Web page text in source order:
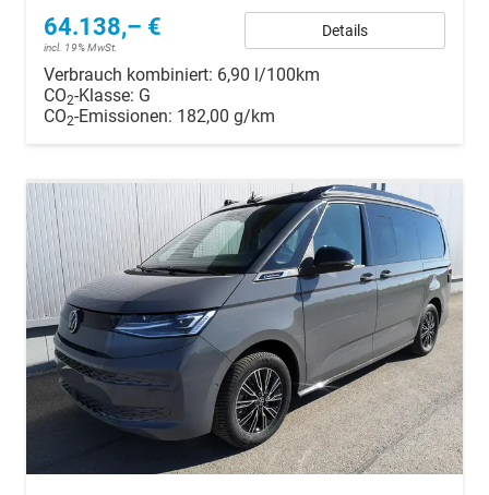
64.138,– €
incl. 19% MwSt.
Details
Verbrauch kombiniert: 6,90 l/100km
CO2-Klasse: G
CO2-Emissionen: 182,00 g/km